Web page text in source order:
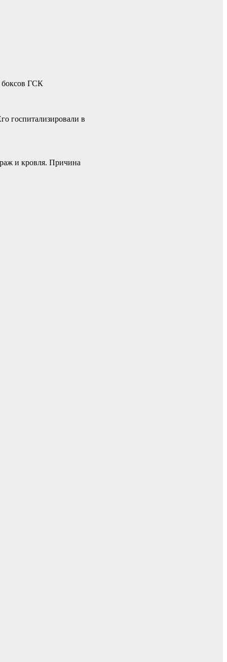
боксов ГСК
госпитализировали в
и кровля. Причина